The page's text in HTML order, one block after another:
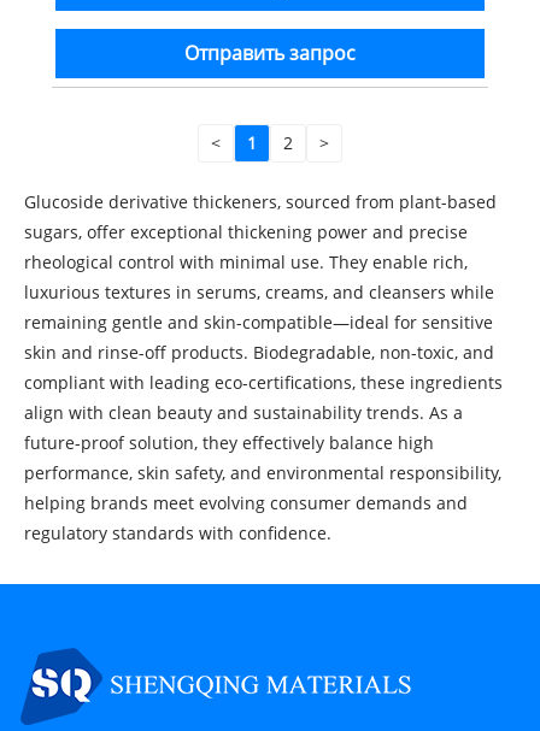
Отправить запрос
< 1 2 >
Glucoside derivative thickeners, sourced from plant-based
sugars, offer exceptional thickening power and precise
rheological control with minimal use. They enable rich,
luxurious textures in serums, creams, and cleansers while
remaining gentle and skin-compatible—ideal for sensitive
skin and rinse-off products. Biodegradable, non-toxic, and
compliant with leading eco-certifications, these ingredients
align with clean beauty and sustainability trends. As a
future-proof solution, they effectively balance high
performance, skin safety, and environmental responsibility,
helping brands meet evolving consumer demands and
regulatory standards with confidence.